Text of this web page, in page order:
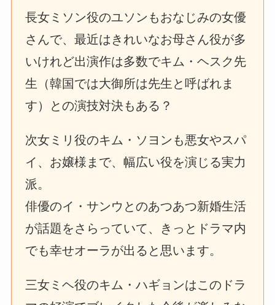
長女ミソン役のユソンもおなじみの女優
さんで、最近はきれいなお母さん役が多
いけれど出演作は多数でキム・ヘスク先
生（韓国では大御所は先生と呼ばれま
す）との演技対決もある？
次女ミリ役のキム・ソヨンも悪女やスパ
イ、お嬢様まで、幅広い役を演じる実力
派。
俳優のイ・サンウとのあつあつ新婚生活
が話題をさらっていて、きっとドラマ内
でも幸せオーラが出ると思います。
三女ミヘ役のキム・ハギョンはこのドラ